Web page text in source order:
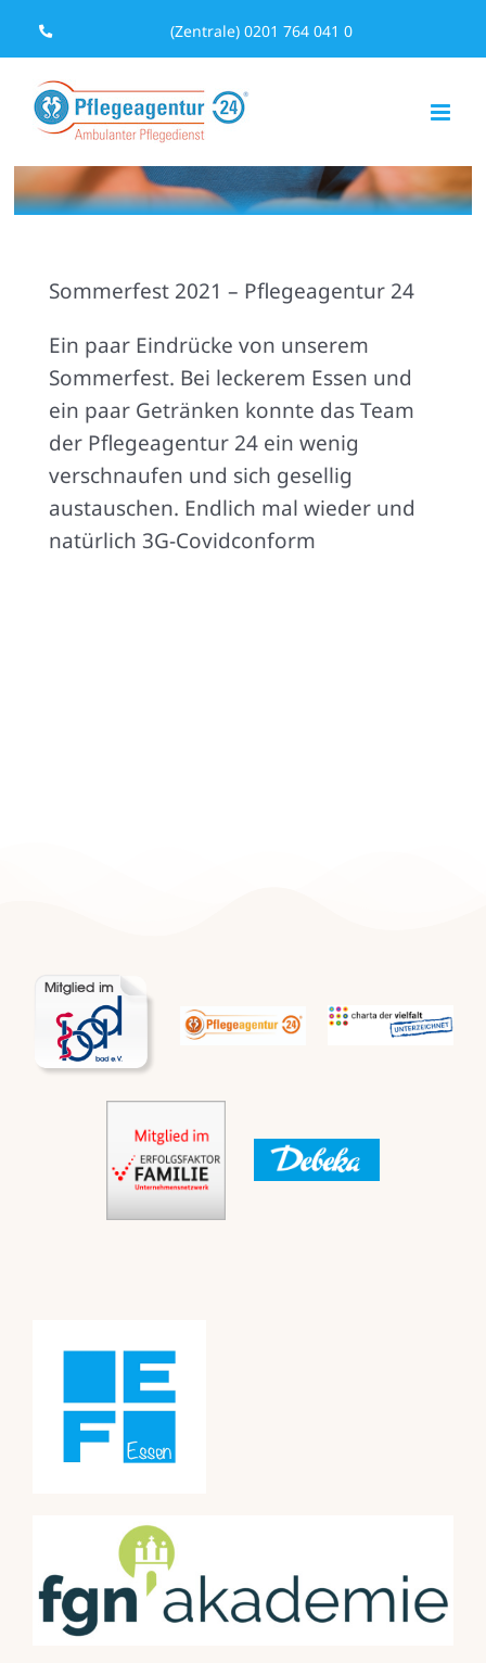
Inhalt
springen
(Zentrale) 0201 764 041 0
Sommerfest 2021 – Pflegeagentur 24
Ein paar Eindrücke von unserem
Sommerfest. Bei leckerem Essen und
ein paar Getränken konnte das Team
der Pflegeagentur 24 ein wenig
verschnaufen und sich gesellig
austauschen. Endlich mal wieder und
natürlich 3G-Covidconform